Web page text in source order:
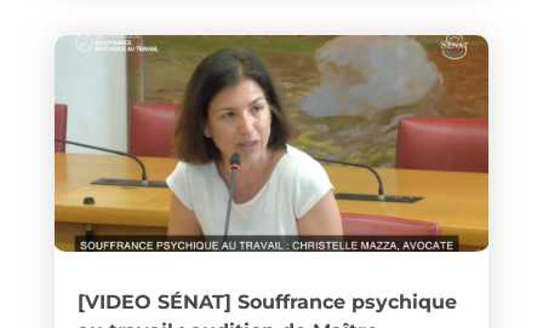
[VIDEO SÉNAT] Souffrance psychique